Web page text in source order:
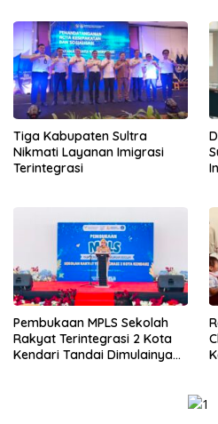
Tiga Kabupaten Sultra
Nikmati Layanan Imigrasi
Terintegrasi
Pembukaan MPLS Sekolah
Rakyat Terintegrasi 2 Kota
Kendari Tandai Dimulainya